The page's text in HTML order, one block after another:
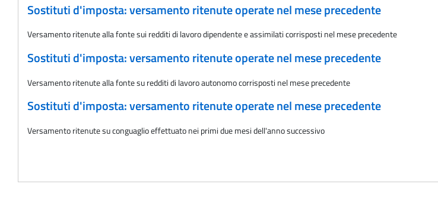
Sostituti d'imposta: versamento ritenute operate nel mese precedente
Versamento ritenute alla fonte sui redditi di lavoro dipendente e assimilati corrisposti nel mese precedente
Sostituti d'imposta: versamento ritenute operate nel mese precedente
Versamento ritenute alla fonte su redditi di lavoro autonomo corrisposti nel mese precedente
Sostituti d'imposta: versamento ritenute operate nel mese precedente
Versamento ritenute su conguaglio effettuato nei primi due mesi dell'anno successivo